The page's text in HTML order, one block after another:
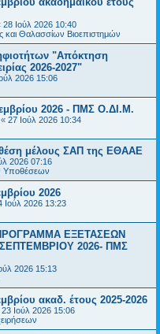
28 Ιούλ 2026 10:40
και Θαλασσίων Βιοεπιστημών
"Απόκτηση
2026-2027"
2026 15:06
2026 - ΠΜΣ Ο.ΔΙ.Μ.
« 27 Ιούλ 2026 10:34
μέλους ΣΑΠ της ΕΘΑΑΕ
2026 07:16
Υποθέσεων
2026
Ιούλ 2026 13:23
ΕΞΕΤΑΣΕΩΝ
2026- ΠΜΣ
2026 15:13
ακαδ. έτους 2025-2026
23 Ιούλ 2026 15:06